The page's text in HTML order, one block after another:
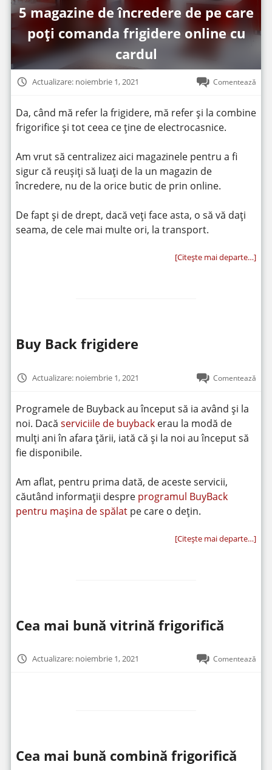
5 magazine de încredere de pe care
poți comanda frigidere online cu
cardul
Actualizare: noiembrie 1, 2021 Comentează
Da, când mă refer la frigidere, mă refer și la combine
frigorifice și tot ceea ce ține de electrocasnice.
Am vrut să centralizez aici magazinele pentru a fi
sigur că reușiți să luați de la un magazin de
încredere, nu de la orice butic de prin online.
De fapt și de drept, dacă veți face asta, o să vă dați
seama, de cele mai multe ori, la transport.
[Citeşte mai departe…]
Buy Back frigidere
Actualizare: noiembrie 1, 2021 Comentează
Programele de Buyback au început să ia având și la
noi. Dacă serviciile de buybackerau la modă de
mulți ani în afara țării, iată că și la noi au început să
fie disponibile.
Am aflat, pentru prima dată, de aceste servicii,
căutând informații despre programul BuyBack
pentru mașina de spălatpe care o dețin.
[Citeşte mai departe…]
Cea mai bună vitrină frigorifică
Actualizare: noiembrie 1, 2021 Comentează
Cea mai bună combină frigorifică